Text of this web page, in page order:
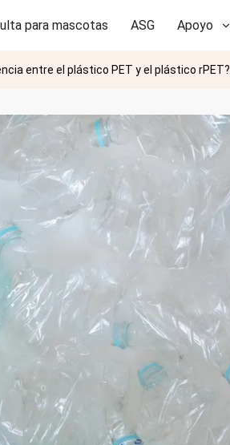
para mascotas ASG Apoyo
entre el plástico PET y el plástico rPET?